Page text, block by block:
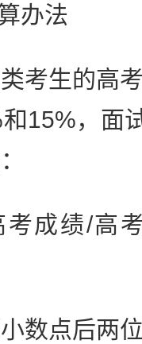
办法
生的高考
15%，面
绩/高考
点后两位